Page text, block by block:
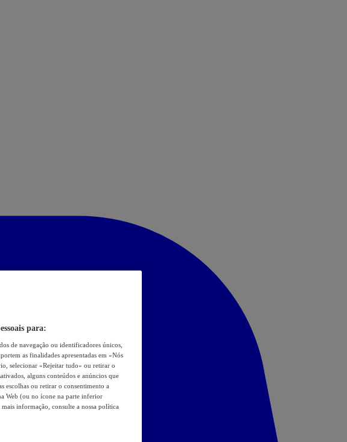
para:
de navegação ou identificadores únicos,
as finalidades apresentadas em «Nós
selecionar «Rejeitar tudo» ou retirar o
alguns conteúdos e anúncios que
escolhas ou retirar o consentimento a
Web (ou no ícone na parte inferior
mais informação, consulte a nossa política